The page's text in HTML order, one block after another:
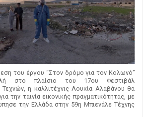
του έργου “Στον δρόμο για τον Κολωνό”
στο πλαίσιο του 17oυ Φεστιβάλ
η καλλιτέχνις Λουκία Αλαβάνου θα
την ταινία εικονικής πραγματικότητας, με
την Ελλάδα στην 59η Μπιενάλε Τέχνης